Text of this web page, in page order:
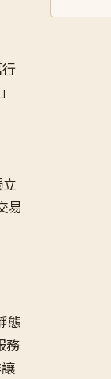
易
態
務